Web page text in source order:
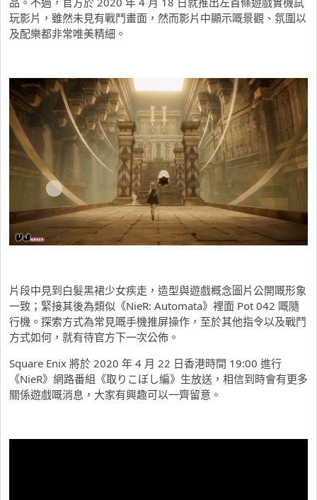
玩影片，雖然未見有戰鬥畫面，然而影片中顯示嘅景觀、氛圍以
及配樂都非常唯美精細。
片段中見到白髮黑裙少女疾走，造型與遊戲概念圖片公開嘅形象
一致；緊接其後為類似《NieR: Automata》裡面 Pot 042 嘅隨
行機。探索方式為常見嘅手機推屏操作，至於其他指令以及戰鬥
方式如何，就有待官方下一次公佈。
Square Enix 將於 2020 年 4 月 22 日香港時間 19:00 進行
《NieR》網路番組《取りこぼし編》生放送，相信到時會有更多
關係遊戲嘅消息，大家有興趣可以一齊留意。